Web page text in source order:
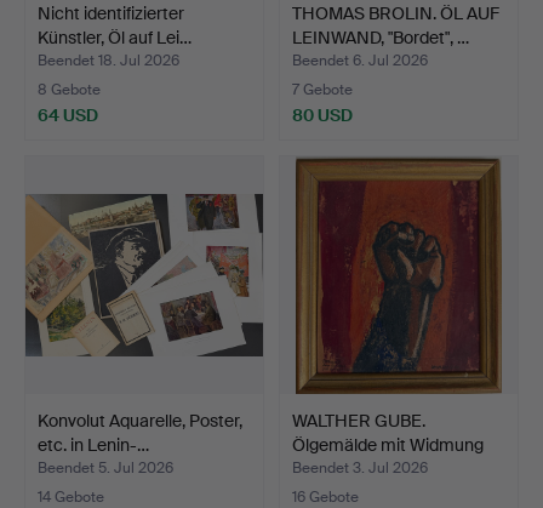
Nicht identifizierter
Künstler, Öl auf Lei…
Beendet 18. Jul 2026
8 Gebote
64 USD
THOMAS BROLIN. ÖL AUF
LEINWAND, "Bordet", …
Beendet 6. Jul 2026
7 Gebote
80 USD
Konvolut Aquarelle, Poster,
etc. in Lenin-…
Beendet 5. Jul 2026
14 Gebote
WALTHER GUBE.
Ölgemälde mit Widmung
an Sve…
Beendet 3. Jul 2026
16 Gebote